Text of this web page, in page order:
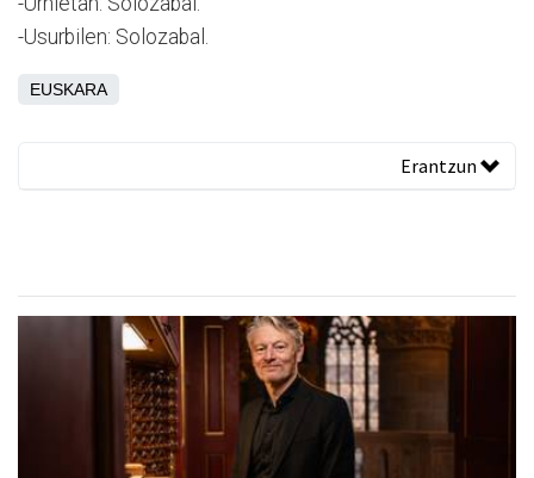
-Usurbilen: Solozabal.
EUSKARA
Erantzun